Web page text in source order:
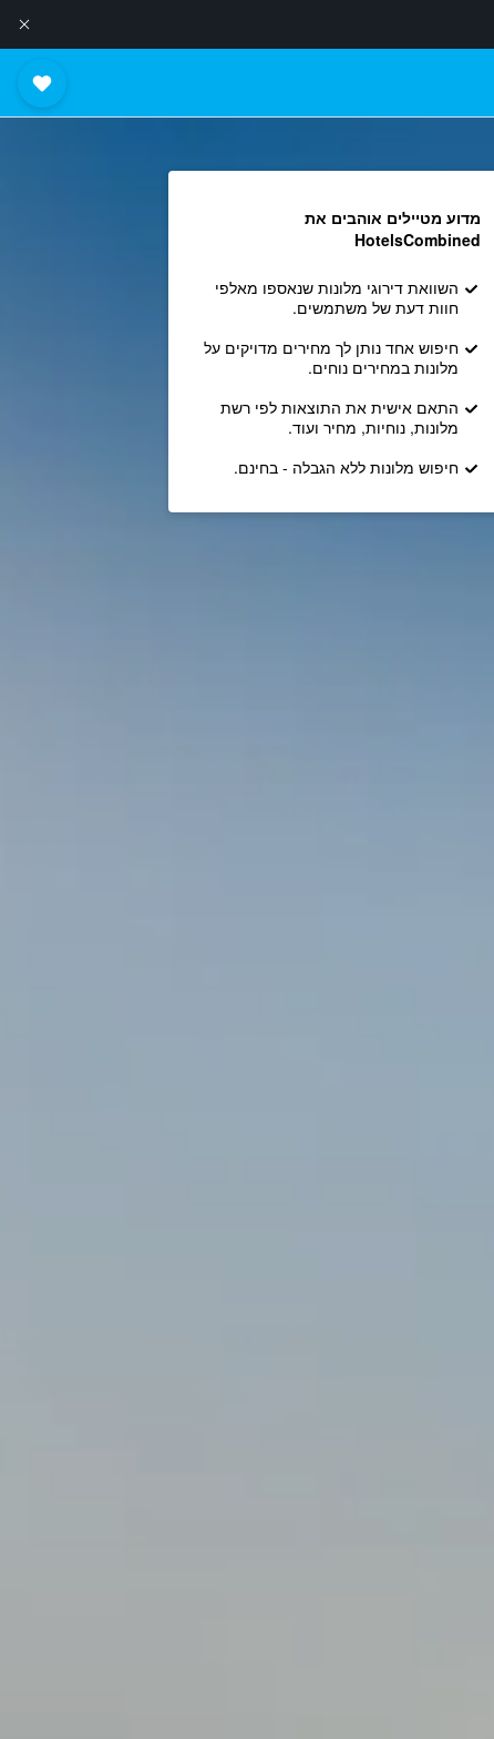
מדוע מטיילים אוהבים את
HotelsCombined
השוואת דירוגי מלונות שנאספו מאלפי
חוות דעת של משתמשים.
חיפוש אחד נותן לך מחירים מדויקים על
מלונות במחירים נוחים.
התאם אישית את התוצאות לפי רשת
מלונות, נוחיות, מחיר ועוד.
חיפוש מלונות ללא הגבלה - בחינם.